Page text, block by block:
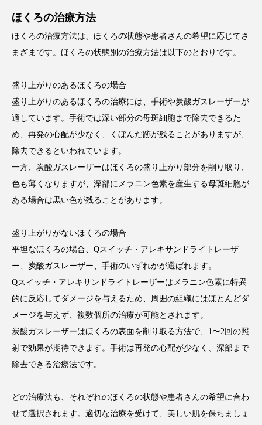
ほくろの治療方法
ほくろの治療方法は、ほくろの状態や患者さんの希望に応じてさ
まざまです。ほくろの状態別の治療方法は以下のとおりです。
盛り上がりのあるほくろの場合
盛り上がりのあるほくろの治療には、手術や炭酸ガスレーザーが
適しています。手術では深い部分の母斑細胞まで除去できるた
め、再発の心配が少なく、くぼんだ跡が残ることがありますが、
除去できるといわれています。
一方、炭酸ガスレーザーはほくろの盛り上がり部分を削り取り、
色も薄くなりますが、深部にメラニン色素を産生する母斑細胞が
ある場合は黒い色が残ることがあります。
盛り上がりがないほくろの場合
平坦なほくろの場合、Qスイッチ・アレキサンドライトレーザ
ー、炭酸ガスレーザー、手術のいずれかが選ばれます。
Qスイッチ・アレキサンドライトレーザーはメラニン色素に特異
的に反応してダメージを与えるため、周囲の組織にはほとんどダ
メージを与えず、複数個所の治療が可能とされます。
炭酸ガスレーザーはほくろの表面を削り取る方法で、1〜2回の照
射で効果が期待できます。手術は再発の心配が少なく、深部まで
除去できる治療法です。
どの治療法も、それぞれのほくろの状態や患者さんの希望に合わ
せて選択されます。適切な治療を受けて、美しい肌を保ちましょ